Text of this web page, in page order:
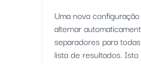
Uma nova
alternar
separadores para
lista de resultados.